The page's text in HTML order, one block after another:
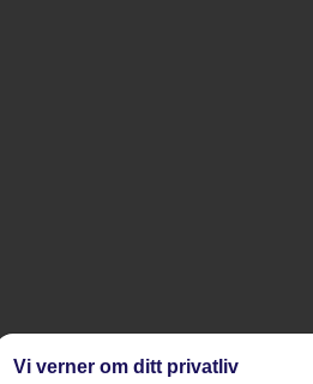
Vi verner om ditt privatliv